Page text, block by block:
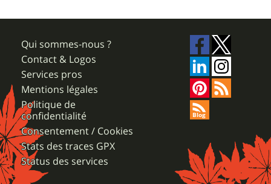
Qui sommes-nous ?
Contact & Logos
Services pros
Mentions légales
Politique de
confidentialité
Consentement / Cookies
Stats des traces GPX
Status des services